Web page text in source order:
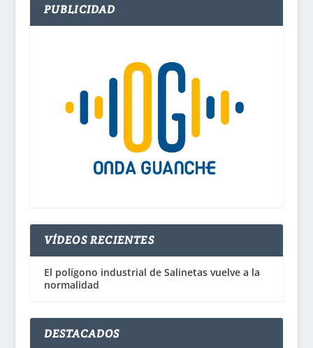
PUBLICIDAD
VÍDEOS RECIENTES
El polígono industrial de Salinetas vuelve a la
normalidad
DESTACADOS